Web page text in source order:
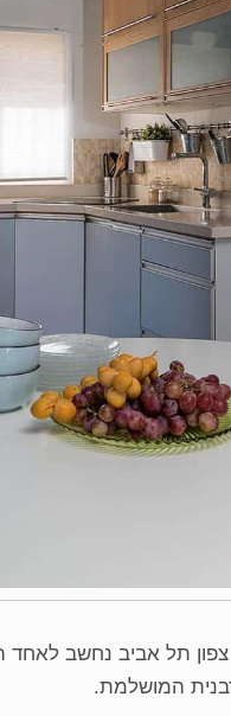
צפון תל אביב נחשב לאחד
המושלמת.